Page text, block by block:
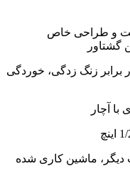
و طراحی خاص
گشتاور
برابر زنگ زدگی، خوردگی
آچار
ماشین کاری شده